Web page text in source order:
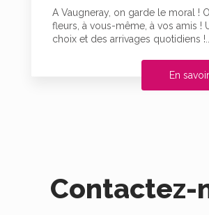
A Vaugneray, on garde le moral !
fleurs, à vous-même, à vos amis !
choix et des arrivages quotidiens
En
Contactez-